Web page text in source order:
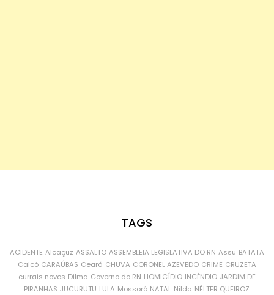
TAGS
ACIDENTE Alcaçuz ASSALTO ASSEMBLEIA LEGISLATIVA DO RN Assu BATATA
Caicó CARAÚBAS Ceará CHUVA CORONEL AZEVEDO CRIME CRUZETA
currais novos Dilma Governo do RN HOMICÍDIO INCÊNDIO JARDIM DE
PIRANHAS JUCURUTU LULA Mossoró NATAL Nilda NÉLTER QUEIROZ